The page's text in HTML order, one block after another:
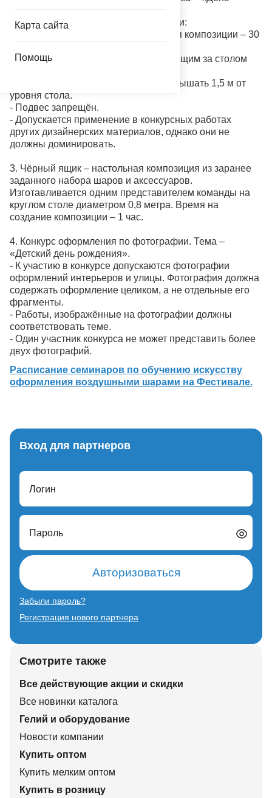
Карта сайта
Помощь
Особые требования в этой номинации:
- Ограничение по площади основания композиции – 30
- Композиция не должна мешать сидящим за столом
- Высота композиции не должна превышать 1,5 м от
уровня стола.
- Подвес запрещён.
- Допускается применение в конкурсных работах
других дизайнерских материалов, однако они не
должны доминировать.
3. Чёрный ящик – настольная композиция из заранее
заданного набора шаров и аксессуаров.
Изготавливается одним представителем команды на
круглом столе диаметром 0,8 метра. Время на
создание композиции – 1 час.
4. Конкурс оформления по фотографии. Тема –
«Детский день рождения».
- К участию в конкурсе допускаются фотографии
оформлений интерьеров и улицы. Фотография должна
содержать оформление целиком, а не отдельные его
фрагменты.
- Работы, изображённые на фотографии должны
соответствовать теме.
- Один участник конкурса не может представить более
двух фотографий.
Расписание семинаров по обучению искусству
оформления воздушными шарами на Фестивале.
Вход для партнеров
Логин
Пароль
Авторизоваться
Забыли пароль?
Регистрация нового партнера
Смотрите также
Все действующие акции и скидки
Все новинки каталога
Гелий и оборудование
Новости компании
Купить оптом
Купить мелким оптом
Купить в розницу